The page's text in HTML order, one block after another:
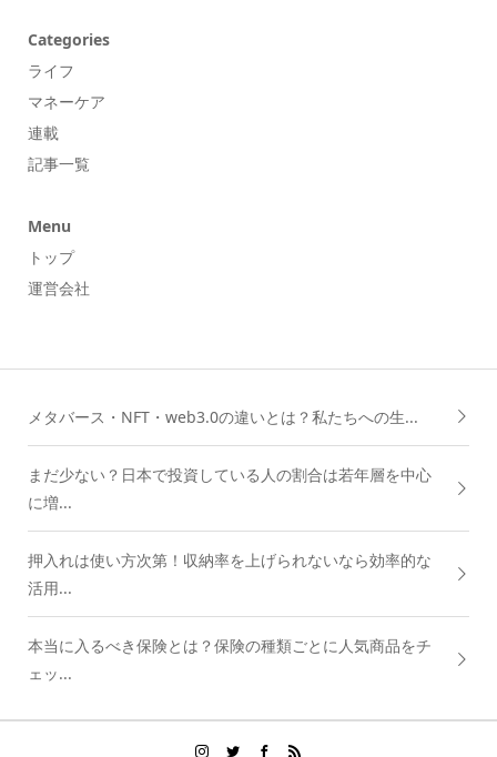
Categories
ライフ
マネーケア
連載
記事一覧
Menu
トップ
運営会社
メタバース・NFT・web3.0の違いとは？私たちへの生...
まだ少ない？日本で投資している人の割合は若年層を中心
に増...
押入れは使い方次第！収納率を上げられないなら効率的な
活用...
本当に入るべき保険とは？保険の種類ごとに人気商品をチ
ェッ...